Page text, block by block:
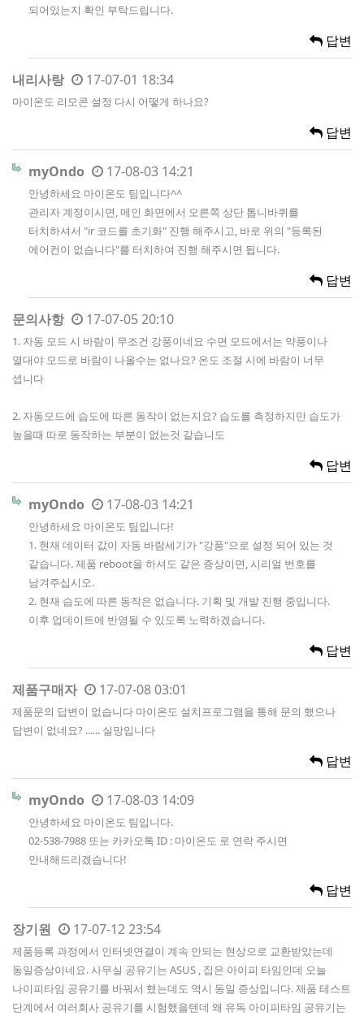
되어있는지 확인 부탁드립니다.
답변
내리사랑 17-07-01 18:34
마이온도 리모콘 설정 다시 어떻게 하나요?
답변
myOndo 17-08-03 14:21
안녕하세요 마이온도 팀입니다^^
관리자 계정이시면, 메인 화면에서 오른쪽 상단 톱니바퀴를
터치하셔서 "ir 코드를 초기화" 진행 해주시고, 바로 위의 "등록된
에어컨이 없습니다"를 터치하여 진행 해주시면 됩니다.
답변
문의사항 17-07-05 20:10
1. 자동 모드 시 바람이 무조건 강풍이네요 수면 모드에서는 약풍이나
열대야 모드로 바람이 나올수는 없나요? 온도 조절 시에 바람이 너무
셉니다
2. 자동모드에 습도에 따른 동작이 없는지요? 습도를 측정하지만 습도가
높을때 따로 동작하는 부분이 없는것 같습니도
답변
myOndo 17-08-03 14:21
안녕하세요 마이온도 팀입니다!
1. 현재 데이터 값이 자동 바람세기가 "강풍"으로 설정 되어 있는 것
같습니다. 제품 reboot을 하셔도 같은 증상이면, 시리얼 번호를
남겨주십시오.
2. 현재 습도에 따른 동작은 없습니다. 기획 및 개발 진행 중입니다.
이후 업데이트에 반영될 수 있도록 노력하겠습니다.
답변
제품구매자 17-07-08 03:01
제품문의 답변이 없습니다 마이온도 설치프로그램을 통해 문의 했으나
답변이 없네요? ...... 실망입니다
답변
myOndo 17-08-03 14:09
안녕하세요 마이온도 팀입니다.
02-538-7988 또는 카카오톡 ID : 마이온도 로 연락 주시면
안내해드리겠습니다!
답변
장기원 17-07-12 23:54
제품등록 과정에서 인터넷연결이 계속 안되는 현상으로 교환받았는데
동일증상이네요. 사무실 공유기는 ASUS , 집은 아이피 타임인데 오늘
나이피타임 공유기를 바꿔서 했는데도 역시 동일 증상입니다. 제품 테스트
단계에서 여러회사 공유기를 시험했을텐데 왜 유독 아이피타임 공유기는